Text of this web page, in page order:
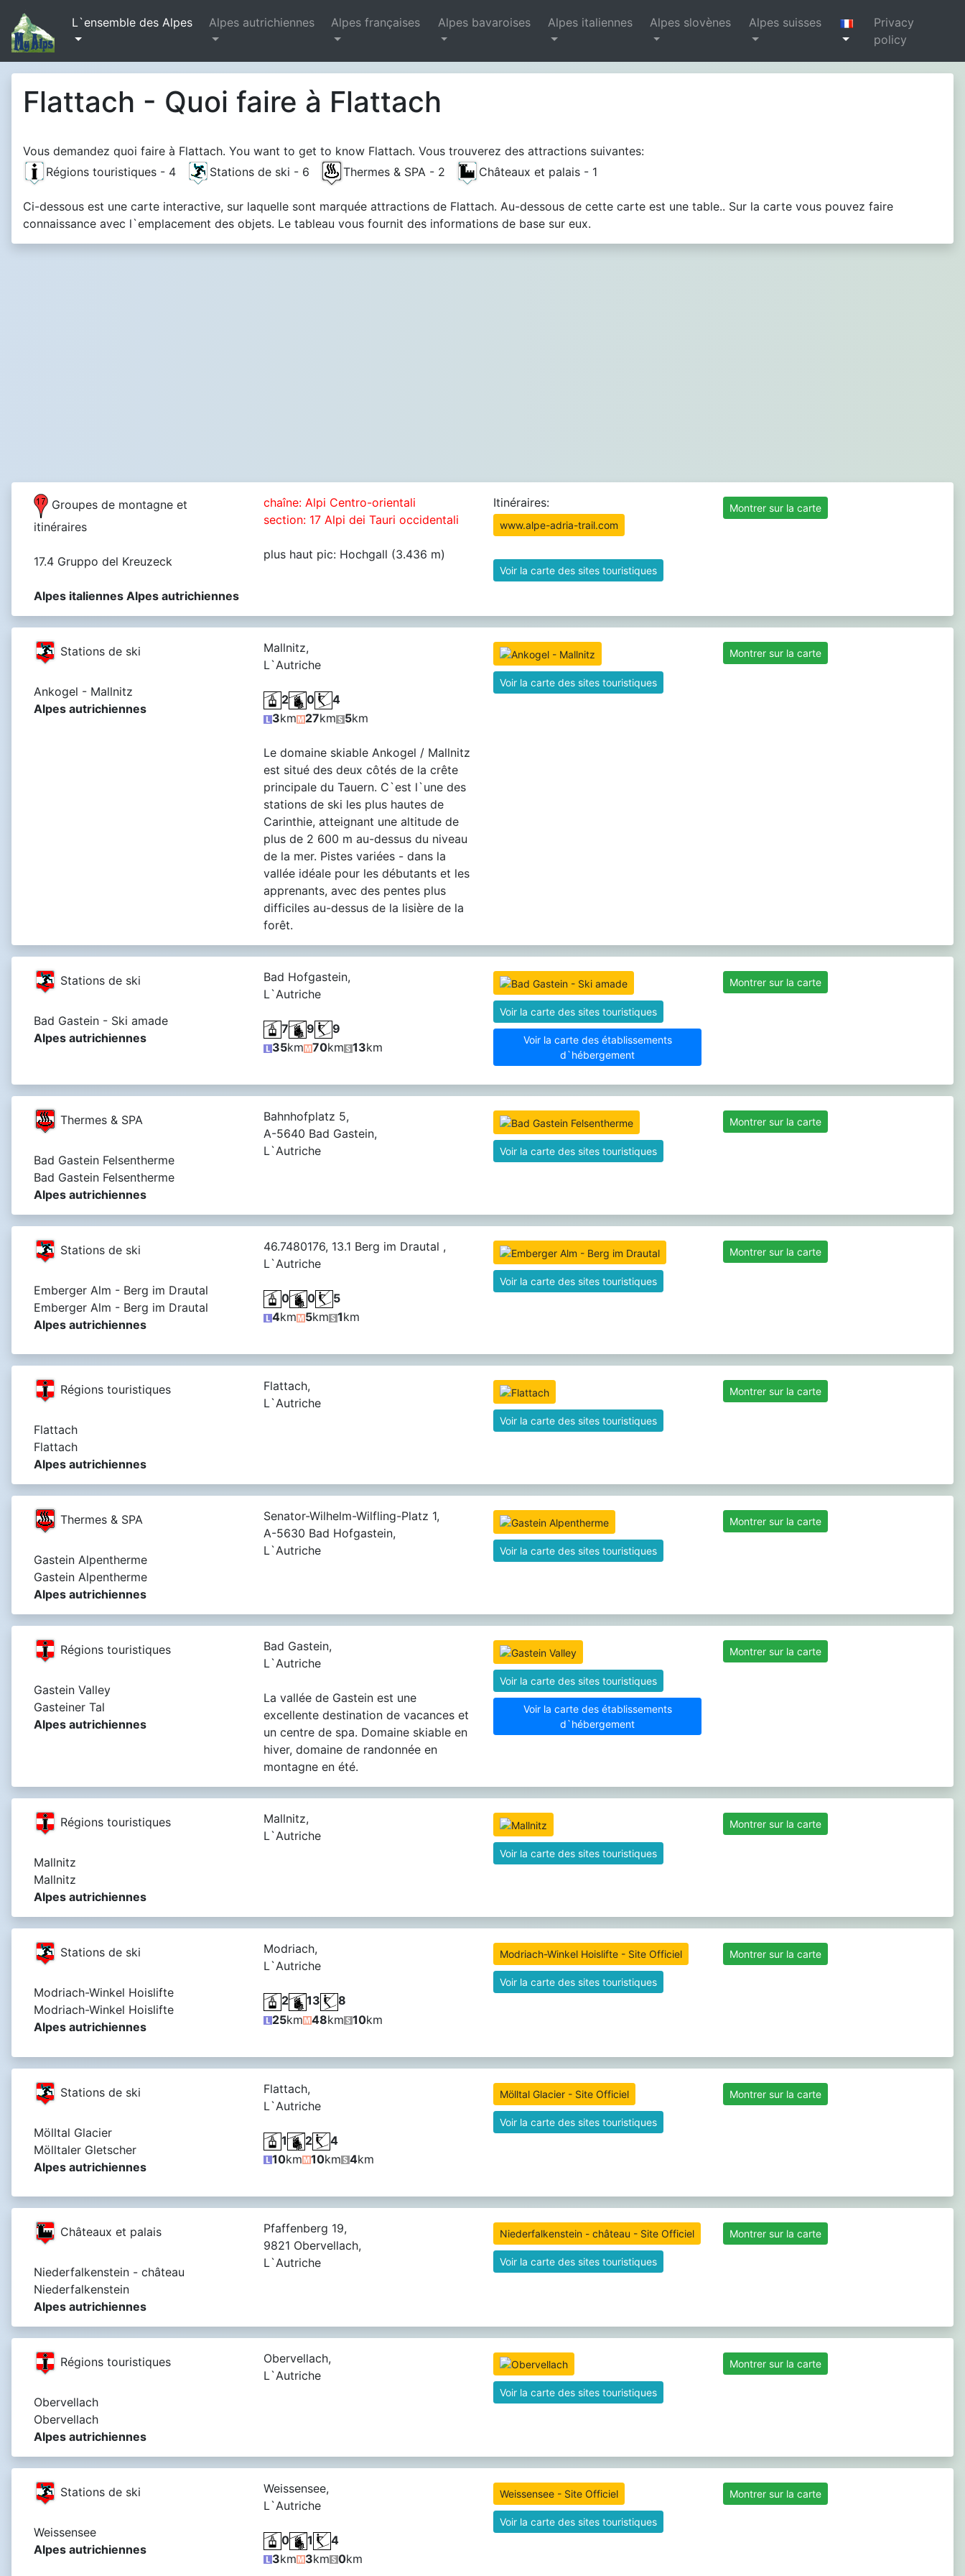
L`ensemble des Alpes Alpes autrichiennes Alpes françaises Alpes bavaroises Alpes italiennes Alpes slovènes Alpes suisses
Privacy
policy
Flattach - Quoi faire à Flattach
Vous demandez quoi faire à Flattach. You want to get to know Flattach. Vous trouverez des attractions suivantes:
Régions touristiques - 4
Stations de ski - 6 Thermes & SPA - 2 Châteaux et palais - 1
Ci-dessous est une carte interactive, sur laquelle sont marquée attractions de Flattach. Au-dessous de cette carte est une table.. Sur la carte vous pouvez faire
connaissance avec l`emplacement des objets. Le tableau vous fournit des informations de base sur eux.
Groupes de montagne et
itinéraires
17.4 Gruppo del Kreuzeck
Alpes italiennes Alpes autrichiennes
chaîne: Alpi Centro-orientali
section: 17 Alpi dei Tauri occidentali
plus haut pic: Hochgall (3.436 m)
Itinéraires:
www.alpe-adria-trail.com
Voir la carte des sites touristiques
Montrer sur la carte
Stations de ski
Ankogel - Mallnitz
Alpes autrichiennes
Mallnitz,
L`Autriche
2 0
4
3km 27km 5km
Le domaine skiable Ankogel / Mallnitz
est situé des deux côtés de la crête
principale du Tauern. C`est l`une des
stations de ski les plus hautes de
Carinthie, atteignant une altitude de
plus de 2 600 m au-dessus du niveau
de la mer. Pistes variées - dans la
vallée idéale pour les débutants et les
apprenants, avec des pentes plus
difficiles au-dessus de la lisière de la
forêt.
Voir la carte des sites touristiques
Montrer sur la carte
Stations de ski
Bad Gastein - Ski amade
Alpes autrichiennes
Bad Hofgastein,
L`Autriche
7 9
9
35km 70km 13km
Voir la carte des sites touristiques
Voir la carte des établissements
d`hébergement
Montrer sur la carte
Thermes & SPA
Bad Gastein Felsentherme
Bad Gastein Felsentherme
Alpes autrichiennes
Bahnhofplatz 5,
A-5640 Bad Gastein,
L`Autriche
Voir la carte des sites touristiques
Montrer sur la carte
Stations de ski
Emberger Alm - Berg im Drautal
Emberger Alm - Berg im Drautal
Alpes autrichiennes
46.7480176, 13.1 Berg im Drautal ,
L`Autriche
0 0
5
4km 5km 1km
Voir la carte des sites touristiques
Montrer sur la carte
Régions touristiques
Flattach
Flattach
Alpes autrichiennes
Flattach,
L`Autriche
Voir la carte des sites touristiques
Montrer sur la carte
Thermes & SPA
Gastein Alpentherme
Gastein Alpentherme
Alpes autrichiennes
Senator-Wilhelm-Wilfling-Platz 1,
A-5630 Bad Hofgastein,
L`Autriche
Voir la carte des sites touristiques
Montrer sur la carte
Régions touristiques
Gastein Valley
Gasteiner Tal
Alpes autrichiennes
Bad Gastein,
L`Autriche
La vallée de Gastein est une
excellente destination de vacances et
un centre de spa. Domaine skiable en
hiver, domaine de randonnée en
montagne en été.
Voir la carte des sites touristiques
Voir la carte des établissements
d`hébergement
Montrer sur la carte
Régions touristiques
Mallnitz
Mallnitz
Alpes autrichiennes
Mallnitz,
L`Autriche
Voir la carte des sites touristiques
Montrer sur la carte
Stations de ski
Modriach-Winkel Hoislifte
Modriach-Winkel Hoislifte
Alpes autrichiennes
Modriach,
L`Autriche
2 13
8
25km 48km 10km
Modriach-Winkel Hoislifte - Site Officiel
Voir la carte des sites touristiques
Montrer sur la carte
Stations de ski
Mölltal Glacier
Mölltaler Gletscher
Alpes autrichiennes
Flattach,
L`Autriche
1 2
4
10km 10km 4km
Mölltal Glacier - Site Officiel
Voir la carte des sites touristiques
Montrer sur la carte
Châteaux et palais
Niederfalkenstein - château
Niederfalkenstein
Alpes autrichiennes
Pfaffenberg 19,
9821 Obervellach,
L`Autriche
Niederfalkenstein - château - Site Officiel
Voir la carte des sites touristiques
Montrer sur la carte
Régions touristiques
Obervellach
Obervellach
Alpes autrichiennes
Obervellach,
L`Autriche
Voir la carte des sites touristiques
Montrer sur la carte
Stations de ski
Weissensee
Alpes autrichiennes
Weissensee,
L`Autriche
0 1
4
3km 3km 0km
Weissensee - Site Officiel
Voir la carte des sites touristiques
Montrer sur la carte